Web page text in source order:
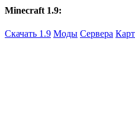
Minecraft 1.9:
Скачать 1.9 Моды Сервера